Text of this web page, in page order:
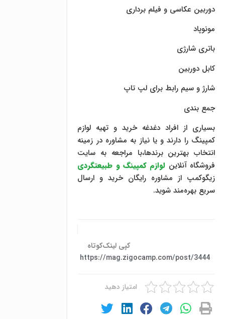
دوربین عکاسی و فیلم برداری
مونوپاد
باتری شارژی
کابل دوربین
شارژ و سیم رابط برای لپ تاپ
جمع بندی
بسیاری از افراد دغدغه خرید و تهیه لوازم
کمپینگ را دارند و یا نیاز به مشاوره در زمینه
انتخاب بهترین برندها،با مراجعه به سایت
فروشگاه آنلاین لوازم کمپینگ و طبیعتگردی
زیگوکمپ از مشاوره رایگان خرید و ارسال
سریع بهره‌مند شوید.
کپی لینک‌کوتاه
https://mag.zigocamp.com/post/3444
امتیاز دهید